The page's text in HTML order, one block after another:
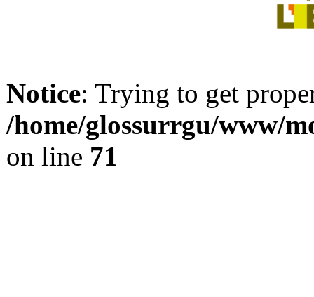
Notice: Trying to get
/home/glossurrgu/www/
on line 71